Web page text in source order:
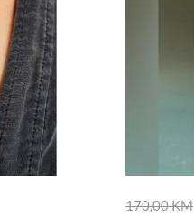
170,00KM